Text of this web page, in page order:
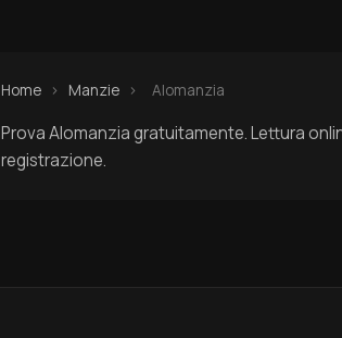
Home › Manzie › Alomanzia
Prova Alomanzia gratuitamente. Lettura
registrazione.